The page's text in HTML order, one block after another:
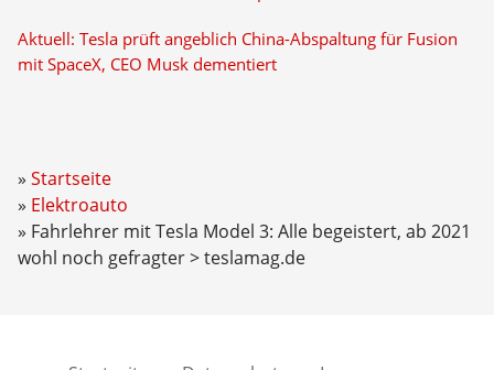
Aktuell: Tesla prüft angeblich China-Abspaltung für Fusion
mit SpaceX, CEO Musk dementiert
Startseite
Elektroauto
Fahrlehrer mit Tesla Model 3: Alle begeistert, ab 2021
wohl noch gefragter > teslamag.de